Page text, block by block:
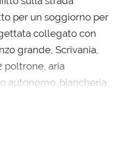
per un soggiorno per
collegato con
grande, Scrivania,
poltrone, aria
autonomo. biancheria
Lavatrice,